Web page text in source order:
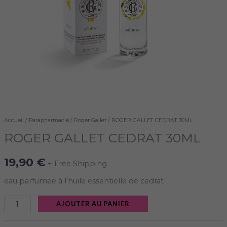
Accueil / Parapharmacie/ Roger Gallet/ ROGER GALLET CEDRAT 30ML
ROGER GALLET CEDRAT 30ML
19,90 € + Free Shipping
eau parfumee à l’huile essentielle de cedrat
AJOUTER AU PANIER